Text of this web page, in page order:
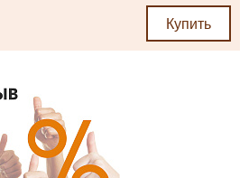
Купить